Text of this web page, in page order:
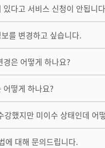
다고 서비스 신청이 안됩니
를 변경하고 싶습니다.
은 어떻게 하나요?
떻게 하나요?
했지만 미이수 상태인데 어
에 대해 문의드립니다.